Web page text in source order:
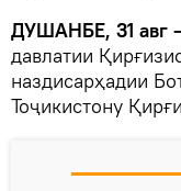
ДУШАНБЕ, 31 авг
давлатии
наздисарҳадии
Тоҷикистону